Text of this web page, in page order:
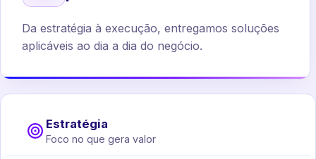
Da estratégia à execução, entregamos soluções
aplicáveis ao dia a dia do negócio.
Estratégia
Foco no que gera valor